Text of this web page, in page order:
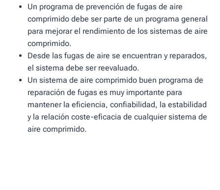
Un programa de prevención de fugas de aire
comprimido debe ser parte de un programa general
para mejorar el rendimiento de los sistemas de aire
comprimido.
Desde las fugas de aire se encuentran y reparados,
el sistema debe ser reevaluado.
Un sistema de aire comprimido buen programa de
reparación de fugas es muy importante para
mantener la eficiencia, confiabilidad, la estabilidad
y la relación coste-eficacia de cualquier sistema de
aire comprimido.